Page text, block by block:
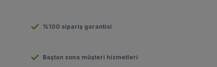
%100 sipariş garantisi
Baştan sona müşteri hizmetleri